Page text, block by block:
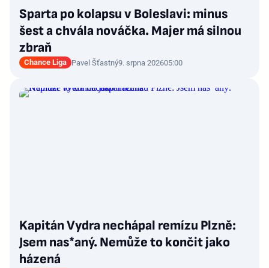
Sparta po kolapsu v Boleslavi: minus
šest a chvála nováčka. Majer má silnou
zbraň
Chance Liga Pavel Šťastný9. srpna 202605:00
Kapitán Vydra nechápal remízu Plzně:
Jsem nas*aný. Nemůže to končit jako
házená